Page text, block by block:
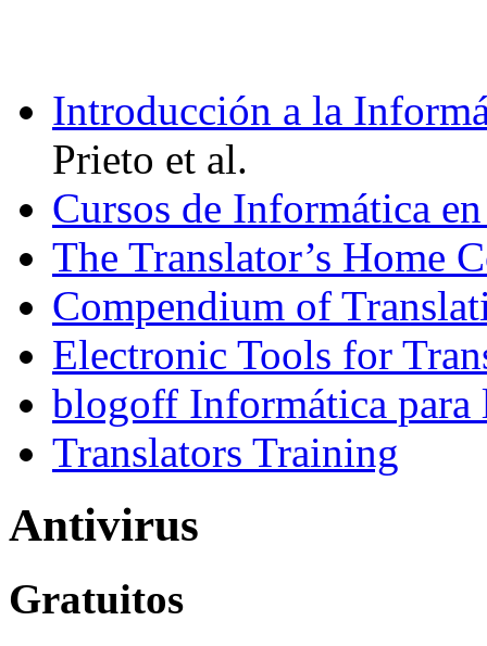
Introducción a la
Prieto et al.
Cursos de Informática
The Translator’s Home
Compendium of
Electronic Tools for
blogoff Informática para
Translators Training
Antivirus
Gratuitos